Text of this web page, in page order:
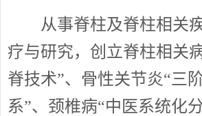
从事脊柱及脊柱相关
疗与研究，创立脊柱相关
脊技术”、骨性关节炎“三
系”、颈椎病“中医系统化